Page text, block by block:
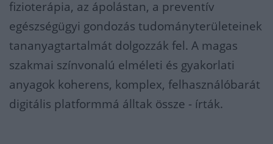
fizioterápia, az ápolástan, a preventív
egészségügyi gondozás tudományterületeinek
tananyagtartalmát dolgozzák fel. A magas
szakmai színvonalú elméleti és gyakorlati
anyagok koherens, komplex, felhasználóbarát
digitális platformmá álltak össze - írták.